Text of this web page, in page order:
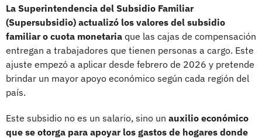
La Superintendencia del Subsidio Familiar
(Supersubsidio) actualizó los valores del subsidio
familiar o cuota monetaria que las cajas de compensación
entregan a trabajadores que tienen personas a cargo. Este
ajuste empezó a aplicar desde febrero de 2026 y pretende
brindar un mayor apoyo económico según cada región del
país.
Este subsidio no es un salario, sino un auxilio económico
que se otorga para apoyar los gastos de hogares donde